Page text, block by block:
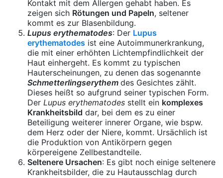
Kontakt mit dem Allergen gehabt haben. Es
zeigen sich Rötungen und Papeln, seltener
kommt es zur Blasenbildung.
Lupus erythematodes: Der Lupus
erythematodes ist eine Autoimmunerkrankung,
die mit einer erhöhten Lichtempfindlichkeit der
Haut einhergeht. Es kommt zu typischen
Hauterscheinungen, zu denen das sogenannte
Schmetterlingserythem des Gesichtes zählt.
Dieses heißt so aufgrund seiner typischen Form.
Der Lupus erythematodes stellt ein komplexes
Krankheitsbild dar, bei dem es zu einer
Beteiligung weiterer innerer Organe, wie bspw.
dem Herz oder der Niere, kommt. Ursächlich ist
die Produktion von Antikörpern gegen
körpereigene Zellbestandteile.
Seltenere Ursachen: Es gibt noch einige seltenere
Krankheitsbilder, die zu Hautausschlag durch